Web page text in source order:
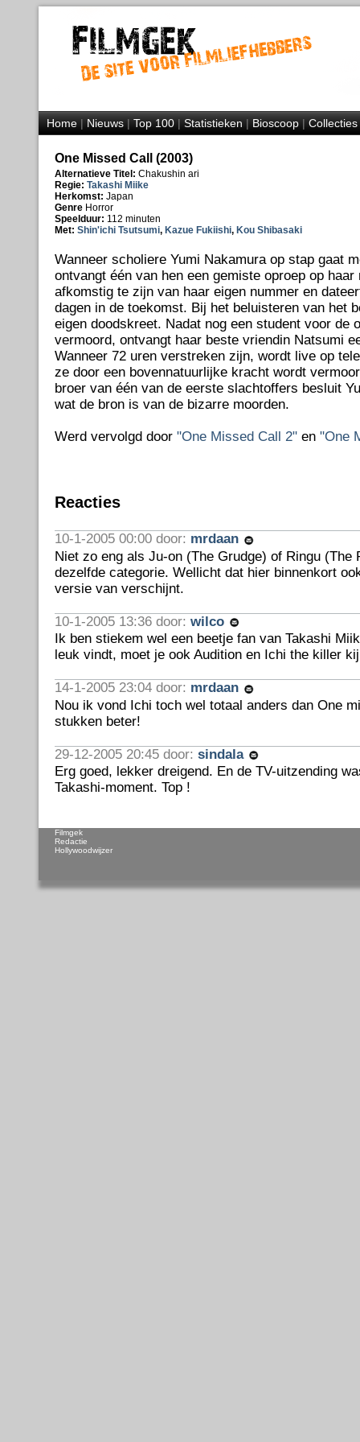
Home|Nieuws|Top 100|Statistieken|Bioscoop|Collecties
One Missed Call (2003)
Alternatieve Titel: Chakushin ari
Regie: Takashi Miike
Herkomst: Japan
Genre Horror
Speelduur: 112 minuten
Met: Shin'ichi Tsutsumi, Kazue Fukiishi, Kou Shibasaki
Wanneer scholiere Yumi Nakamura op stap gaat
ontvangt één van hen een gemiste oproep op
afkomstig te zijn van haar eigen nummer en
dagen in de toekomst. Bij het beluisteren van het
eigen doodskreet. Nadat nog een student voor de
vermoord, ontvangt haar beste vriendin Natsumi
Wanneer 72 uren verstreken zijn, wordt live op
ze door een bovennatuurlijke kracht wordt
broer van één van de eerste slachtoffers besluit
wat de bron is van de bizarre moorden.
Werd vervolgd door "One Missed Call 2"en "One
Reacties
10-1-2005 00:00 door: mrdaan
Niet zo eng als Ju-on (The Grudge) of Ringu (The
dezelfde categorie. Wellicht dat hier binnenkort
versie van verschijnt.
10-1-2005 13:36 door: wilco
Ik ben stiekem wel een beetje fan van Takashi
leuk vindt, moet je ook Audition en Ichi the killer
14-1-2005 23:04 door: mrdaan
Nou ik vond Ichi toch wel totaal anders dan One
stukken beter!
29-12-2005 20:45 door: sindala
Erg goed, lekker dreigend. En de TV-uitzending
Takashi-moment. Top !
Filmgek
Redactie
Hollywoodwijzer